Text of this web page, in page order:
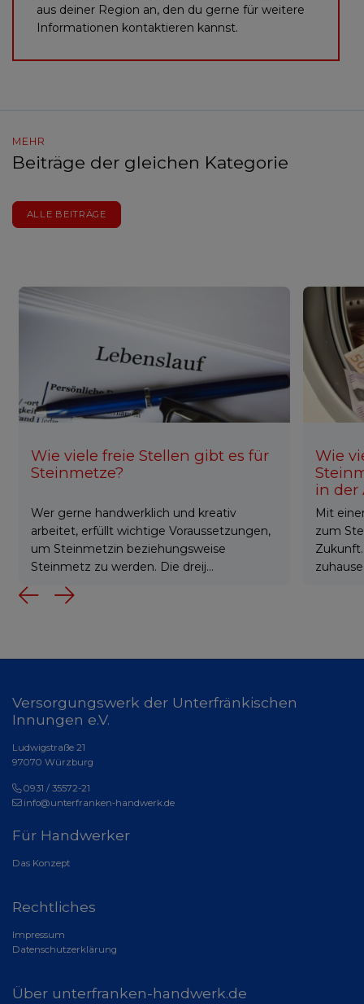
aus deiner Region an, den du gerne für weitere
Informationen kontaktieren kannst.
MEHR
Beiträge der gleichen Kategorie
ALLE BEITRÄGE
Wie viele freie Stellen gibt es für
Steinmetze?
Wer gerne handwerklich und kreativ
arbeitet, erfüllt wichtige Voraussetzungen,
um Steinmetzin beziehungsweise
Steinmetz zu werden. Die dreij...
Wie
in der
Mit
zum
Previous
Next
Versorgungswerk der Unterfränkischen
Innungen e.V.
Ludwigstraße 21
97070 Würzburg
0931 / 35572-21
info@unterfranken-handwerk.de
Für Handwerker
Das Konzept
Rechtliches
Impressum
Datenschutzerklärung
Über unterfranken-handwerk.de